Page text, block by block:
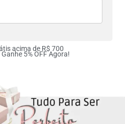
acima de R$ 700
5% OFF Agora!